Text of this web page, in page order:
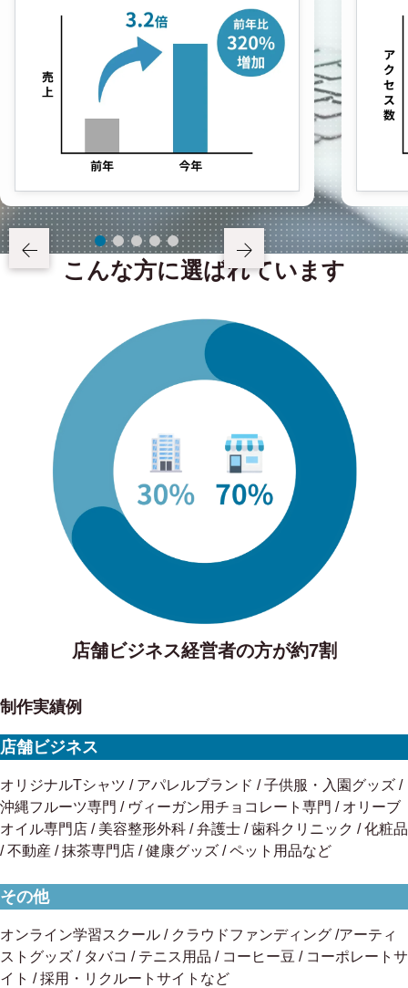
こんな方に選ばれています
店舗ビジネス経営者の方が約7割
制作実績例
店舗ビジネス
オリジナルTシャツ / アパレルブランド / 子供服・入園グッズ /
沖縄フルーツ専門 / ヴィーガン用チョコレート専門 / オリーブ
オイル専門店 / 美容整形外科 / 弁護士 / 歯科クリニック / 化粧品
/ 不動産 / 抹茶専門店 / 健康グッズ / ペット用品など
その他
オンライン学習スクール / クラウドファンディング /アーティ
ストグッズ / タバコ / テニス用品 / コーヒー豆 / コーポレートサ
イト / 採用・リクルートサイトなど